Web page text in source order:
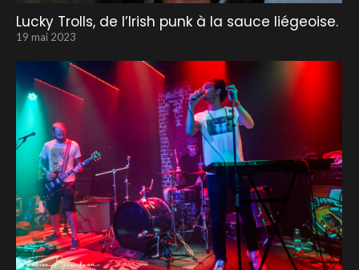
Lucky Trolls, de l’Irish punk à la sauce liégeoise.
19 mai 2023